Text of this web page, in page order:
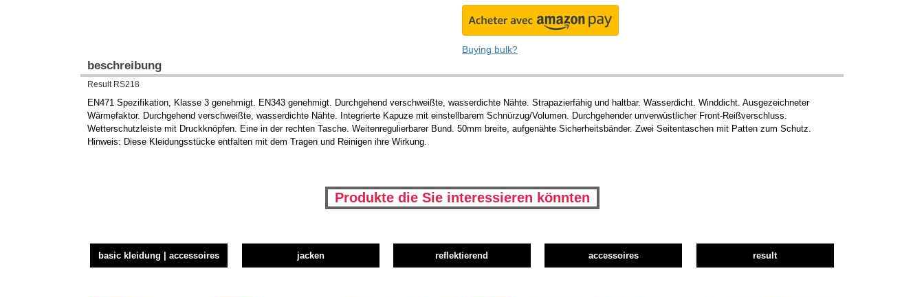
Buying bulk?
beschreibung
Result RS218
EN471 Spezifikation, Klasse 3 genehmigt. EN343 genehmigt. Durchgehend verschweißte, wasserdichte Nähte. Strapazierfähig und haltbar. Wasserdicht. Winddicht. Ausgezeichneter
Wärmefaktor. Durchgehend verschweißte, wasserdichte Nähte. Integrierte Kapuze mit einstellbarem Schnürzug/Volumen. Durchgehender unverwüstlicher Front-Reißverschluss.
Wetterschutzleiste mit Druckknöpfen. Eine in der rechten Tasche. Weitenregulierbarer Bund. 50mm breite, aufgenähte Sicherheitsbänder. Zwei Seitentaschen mit Patten zum Schutz.
Hinweis: Diese Kleidungsstücke entfalten mit dem Tragen und Reinigen ihre Wirkung.
Produkte die Sie interessieren könnten
basic kleidung | accessoires jacken reflektierend accessoires result